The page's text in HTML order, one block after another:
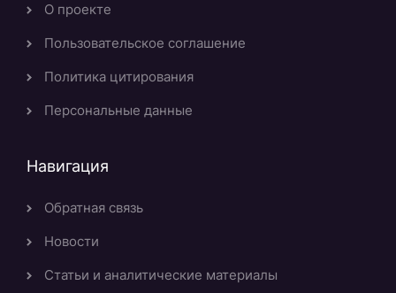
О проекте
Пользовательское соглашение
Политика цитирования
Персональные данные
Навигация
Обратная связь
Новости
Статьи и аналитические материалы